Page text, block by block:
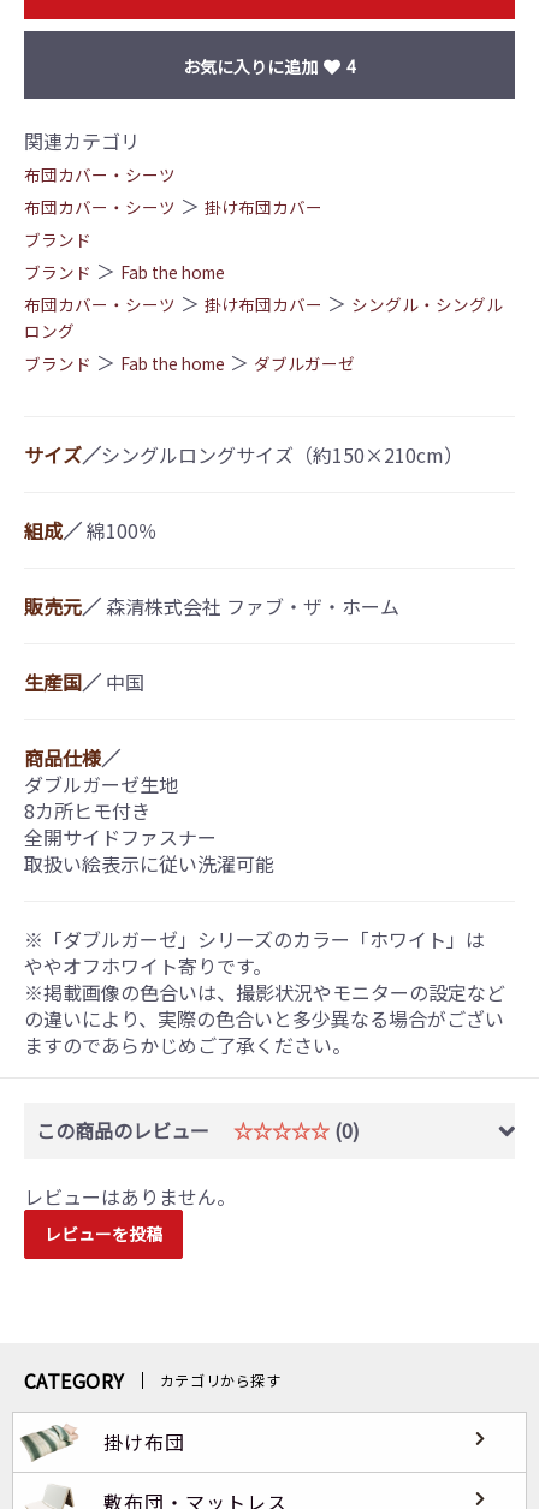
お気に入りに追加 4
関連カテゴリ
布団カバー・シーツ
布団カバー・シーツ ＞ 掛け布団カバー
ブランド
ブランド ＞ Fab the home
布団カバー・シーツ ＞ 掛け布団カバー ＞ シングル・シングル
ロング
ブランド ＞ Fab the home ＞ ダブルガーゼ
サイズ／シングルロングサイズ（約150×210cm）
組成／綿100％
販売元／ 森清株式会社 ファブ・ザ・ホーム
生産国／ 中国
商品仕様／
ダブルガーゼ生地
8カ所ヒモ付き
全開サイドファスナー
取扱い絵表示に従い洗濯可能
※「ダブルガーゼ」シリーズのカラー「ホワイト」は
ややオフホワイト寄りです。
※掲載画像の色合いは、撮影状況やモニターの設定など
の違いにより、実際の色合いと多少異なる場合がござい
ますのであらかじめご了承ください。
この商品のレビュー ☆☆☆☆☆ (0)
レビューはありません。
レビューを投稿
CATEGORY カテゴリから探す
掛け布団
敷布団・マットレス